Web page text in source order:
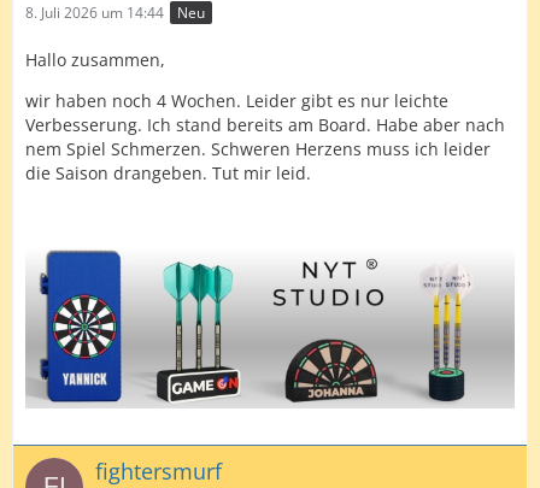
8. Juli 2026 um 14:44 Neu
Hallo zusammen,
wir haben noch 4 Wochen. Leider gibt es nur leichte
Verbesserung. Ich stand bereits am Board. Habe aber nach
nem Spiel Schmerzen. Schweren Herzens muss ich leider
die Saison drangeben. Tut mir leid.
fightersmurf